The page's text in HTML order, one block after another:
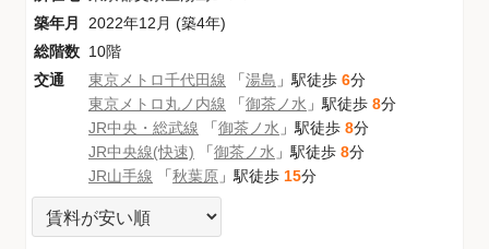
築年月
2022年12月 (築4年)
総階数 10階
交通
東京メトロ千代田線 「湯島 」駅徒歩 6分
東京メトロ丸ノ内線 「御茶ノ水 」駅徒歩 8分
JR中央・総武線 「御茶ノ水 」駅徒歩 8分
JR中央線(快速) 「御茶ノ水 」駅徒歩 8分
JR山手線 「秋葉原 」駅徒歩 15分